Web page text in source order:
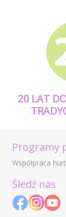
20 LAT
Programy
Współpraca
Śledź nas